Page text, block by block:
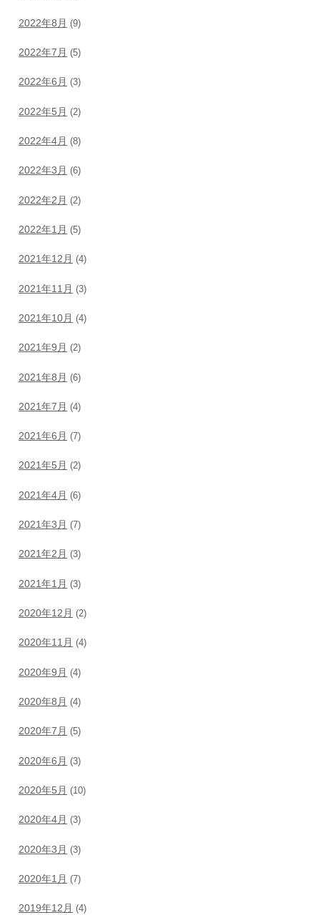
2022年8月 (9)
2022年7月 (5)
2022年6月 (3)
2022年5月 (2)
2022年4月 (8)
2022年3月 (6)
2022年2月 (2)
2022年1月 (5)
2021年12月 (4)
2021年11月 (3)
2021年10月 (4)
2021年9月 (2)
2021年8月 (6)
2021年7月 (4)
2021年6月 (7)
2021年5月 (2)
2021年4月 (6)
2021年3月 (7)
2021年2月 (3)
2021年1月 (3)
2020年12月 (2)
2020年11月 (4)
2020年9月 (4)
2020年8月 (4)
2020年7月 (5)
2020年6月 (3)
2020年5月 (10)
2020年4月 (3)
2020年3月 (3)
2020年1月 (7)
2019年12月 (4)